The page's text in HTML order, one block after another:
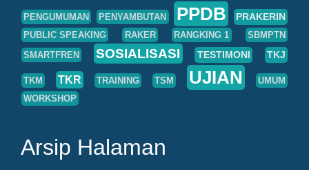
PENGUMUMAN PENYAMBUTAN PPDB PRAKERIN
PUBLIC SPEAKING RAKER RANGKING 1
SBMPTN
SMARTFREN
SOSIALISASI TESTIMONI TKJ
TKM TKR TRAINING TSM UJIAN
UMUM
WORKSHOP
Arsip Halaman